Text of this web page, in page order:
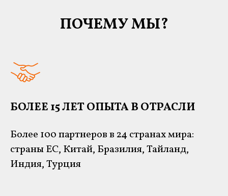
ПОЧЕМУ МЫ?
БОЛЕЕ 15 ЛЕТ ОПЫТА В ОТРАСЛИ
Более 100 партнеров в 24 странах мира:
страны ЕС, Китай, Бразилия, Тайланд,
Индия, Турция